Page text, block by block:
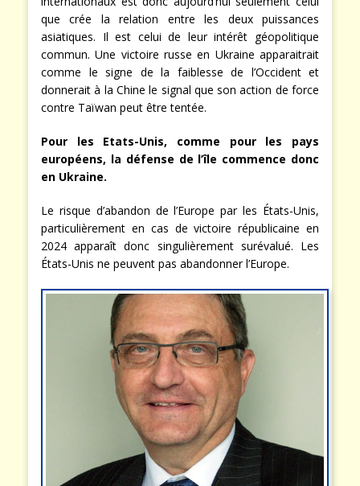
que crée la relation entre les deux puissances
asiatiques. Il est celui de leur intérêt géopolitique
commun. Une victoire russe en Ukraine apparaitrait
comme le signe de la faiblesse de l’Occident et
donnerait à la Chine le signal que son action de force
contre Taïwan peut être tentée.
Pour les Etats-Unis, comme pour les pays
européens, la défense de l’île commence donc
en Ukraine.
Le risque d’abandon de l’Europe par les États-Unis,
particulièrement en cas de victoire républicaine en
2024 apparaît donc singulièrement surévalué. Les
États-Unis ne peuvent pas abandonner l’Europe.